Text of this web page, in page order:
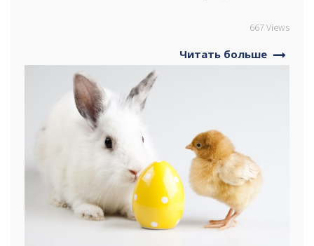
667 Views
Читать больше